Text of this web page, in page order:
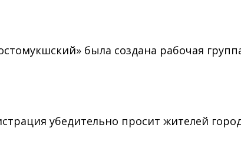
была создана рабочая
убедительно просит жителей